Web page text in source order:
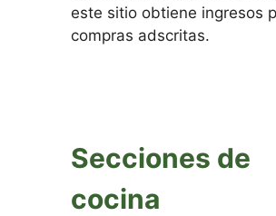
este sitio obtiene ingresos
compras adscritas.
Secciones de
cocina